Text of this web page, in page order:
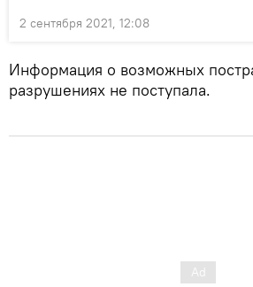
2 сентября 2021, 12:08
Информация о возможных
разрушениях не поступала.